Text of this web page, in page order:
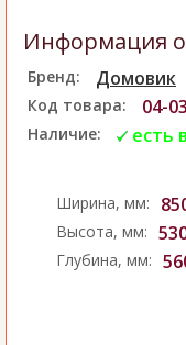
Информация о
Бренд: Домовик
Код товара: 04-
Наличие: есть
Ширина, мм:
Высота, мм:
Глубина, мм: